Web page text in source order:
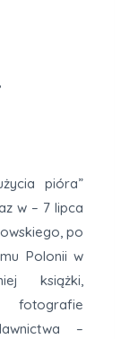
pióra”
w – 7 lipca
po
Polonii w
książki,
fotografie
–